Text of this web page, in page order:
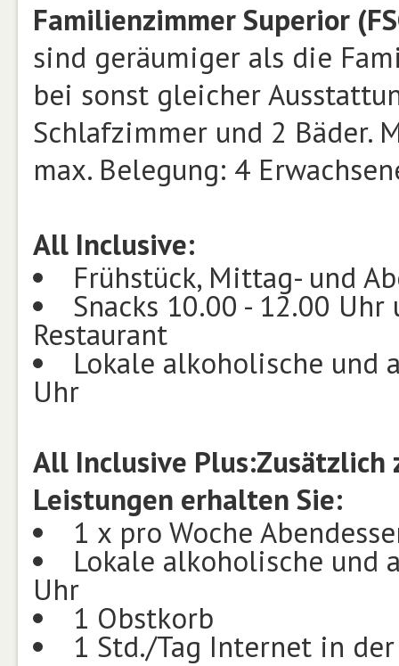
Familienzimmer Superior
sind geräumiger als die
bei sonst gleicher
Schlafzimmer und 2 Bäder.
max. Belegung: 4
All Inclusive:
Frühstück, Mittag- und
Snacks 10.00 - 12.00
Restaurant
Lokale alkoholische und
Uhr
All Inclusive Plus:Zusätzlich
Leistungen erhalten Sie:
1 x pro Woche
Lokale alkoholische und
Uhr
1 Obstkorb
1 Std./Tag Internet in